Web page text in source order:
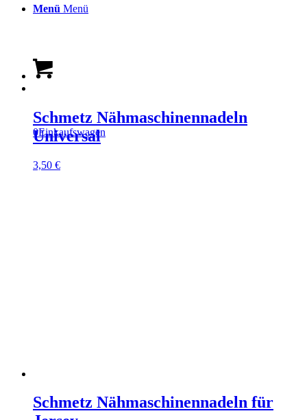
Menü Menü
0Einkaufswagen
Schmetz Nähmaschinennadeln
Universal
3,50 €
Schmetz Nähmaschinennadeln für